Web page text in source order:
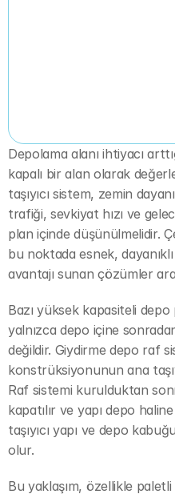
Depolama alanı ihtiyacı
kapalı bir alan olarak
taşıyıcı sistem, zemin
trafiği, sevkiyat hızı ve
plan içinde düşünülmelidir.
bu noktada esnek,
avantajı sunan çözümler
Bazı yüksek kapasiteli
yalnızca depo içine
değildir. Giydirme depo raf
konstrüksiyonunun ana
Raf sistemi kurulduktan
kapatılır ve yapı depo
taşıyıcı yapı ve depo
olur.
Bu yaklaşım, özellikle